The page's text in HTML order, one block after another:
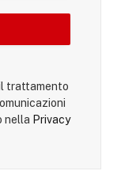
trattamento
nella Privacy